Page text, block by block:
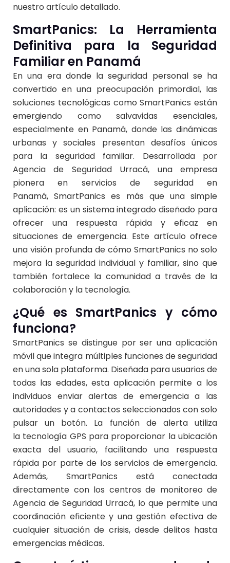
nuestro artículo detallado.
SmartPanics: La Herramienta
Definitiva para la Seguridad
Familiar en Panamá
En una era donde la seguridad personal se ha
convertido en una preocupación primordial, las
soluciones tecnológicas como SmartPanics están
emergiendo como salvavidas esenciales,
especialmente en Panamá, donde las dinámicas
urbanas y sociales presentan desafíos únicos
para la seguridad familiar. Desarrollada por
Agencia de Seguridad Urracá, una empresa
pionera en servicios de seguridad en
Panamá,SmartPanics es más que una simple
aplicación: es un sistema integrado diseñado para
ofrecer una respuesta rápida y eficaz en
situaciones de emergencia. Este artículo ofrece
una visión profunda de cómo SmartPanics no solo
mejora la seguridad individual y familiar, sino que
también fortalece la comunidad a través de la
colaboración y la tecnología.
¿Qué es SmartPanics y cómo
funciona?
SmartPanics se distingue por ser una aplicación
móvil que integra múltiples funciones de seguridad
en una sola plataforma. Diseñada para usuarios de
todas las edades, esta aplicación permite a los
individuos enviar alertas de emergencia a las
autoridades y a contactos seleccionados con solo
pulsar un botón. La función de alerta utiliza
la tecnología GPS para proporcionar la ubicación
exacta del usuario, facilitando una respuesta
rápida por parte de los servicios de emergencia.
Además, SmartPanics está conectada
directamente con los centros de monitoreo de
Agencia de Seguridad Urracá, lo que permite una
coordinación eficiente y una gestión efectiva de
cualquier situación de crisis, desde delitos hasta
emergencias médicas.